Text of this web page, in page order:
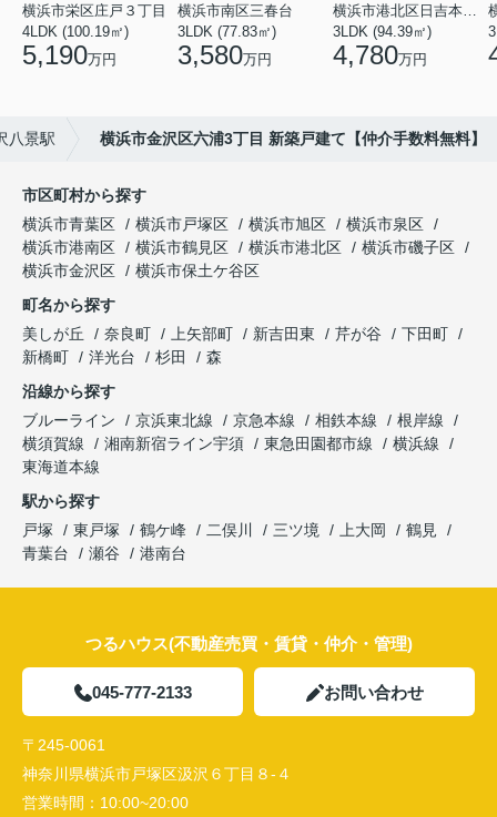
横浜市栄区庄戸３丁目
4LDK (100.19㎡)
5,190万円
横浜市南区三春台
3LDK (77.83㎡)
3,580万円
3LDK (94.39㎡)
4,780万円
八景駅 横浜市金沢区六浦3丁目 新築戸建て【仲介手数料無料】
市区町村から探す
横浜市青葉区
横浜市戸塚区 横浜市旭区
横浜市泉区
横浜市港南区
横浜市鶴見区 横浜市港北区
横浜市磯子区
横浜市金沢区
横浜市保土ケ谷区
町名から探す
美しが丘
奈良町 上矢部町 新吉田東 芹が谷
下田町
新橋町
洋光台 杉田
森
沿線から探す
ブルーライン
京浜東北線 京急本線 相鉄本線
根岸線
横須賀線
湘南新宿ライン宇須 東急田園都市線
横浜線
東海道本線
駅から探す
戸塚
東戸塚 鶴ケ峰 二俣川 三ツ境 上大岡
鶴見
青葉台
瀬谷 港南台
つるハウス(不動産売買・賃貸・仲介・管理)
045-777-2133 お問い合わせ
〒245-0061
神奈川県横浜市戸塚区汲沢６丁目８-４
営業時間： 10:00~20:00